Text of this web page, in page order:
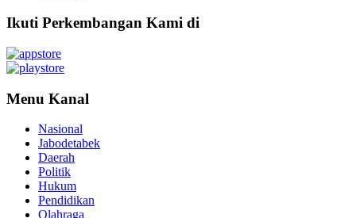
Ikuti Perkembangan Kami di
Menu Kanal
Nasional
Jabodetabek
Daerah
Politik
Hukum
Pendidikan
Olahraga